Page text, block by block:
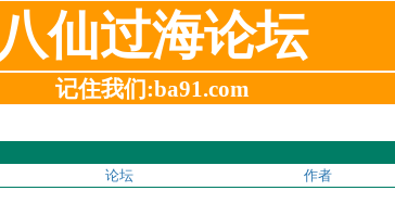
八仙过海论坛
记住我们:ba91.com
论坛 作者